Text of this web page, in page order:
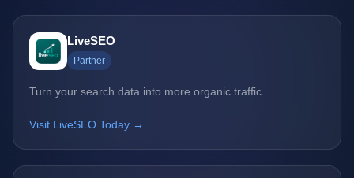
LiveSEO
Partner
Turn your search data into more organic traffic
Visit LiveSEO Today →